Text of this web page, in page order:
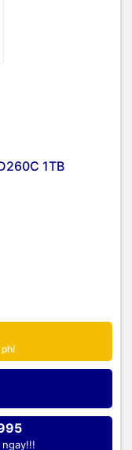
1TB
USB-A & USB-C
có thể cầm chiếc ổ
81.4 x 33.6 x